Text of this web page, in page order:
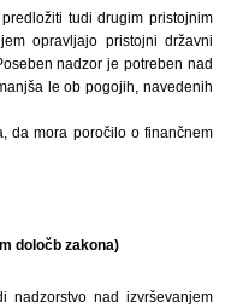
tudi drugim pristojnim
opravljajo pristojni državni
nadzor je potreben nad
le ob pogojih, navedenih
da mora poročilo o finančnem
določb zakona)
nadzorstvo nad izvrševanjem